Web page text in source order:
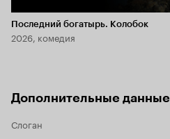
Последний богатырь. Колобок
2026, комедия
Дополнительные данные
Слоган